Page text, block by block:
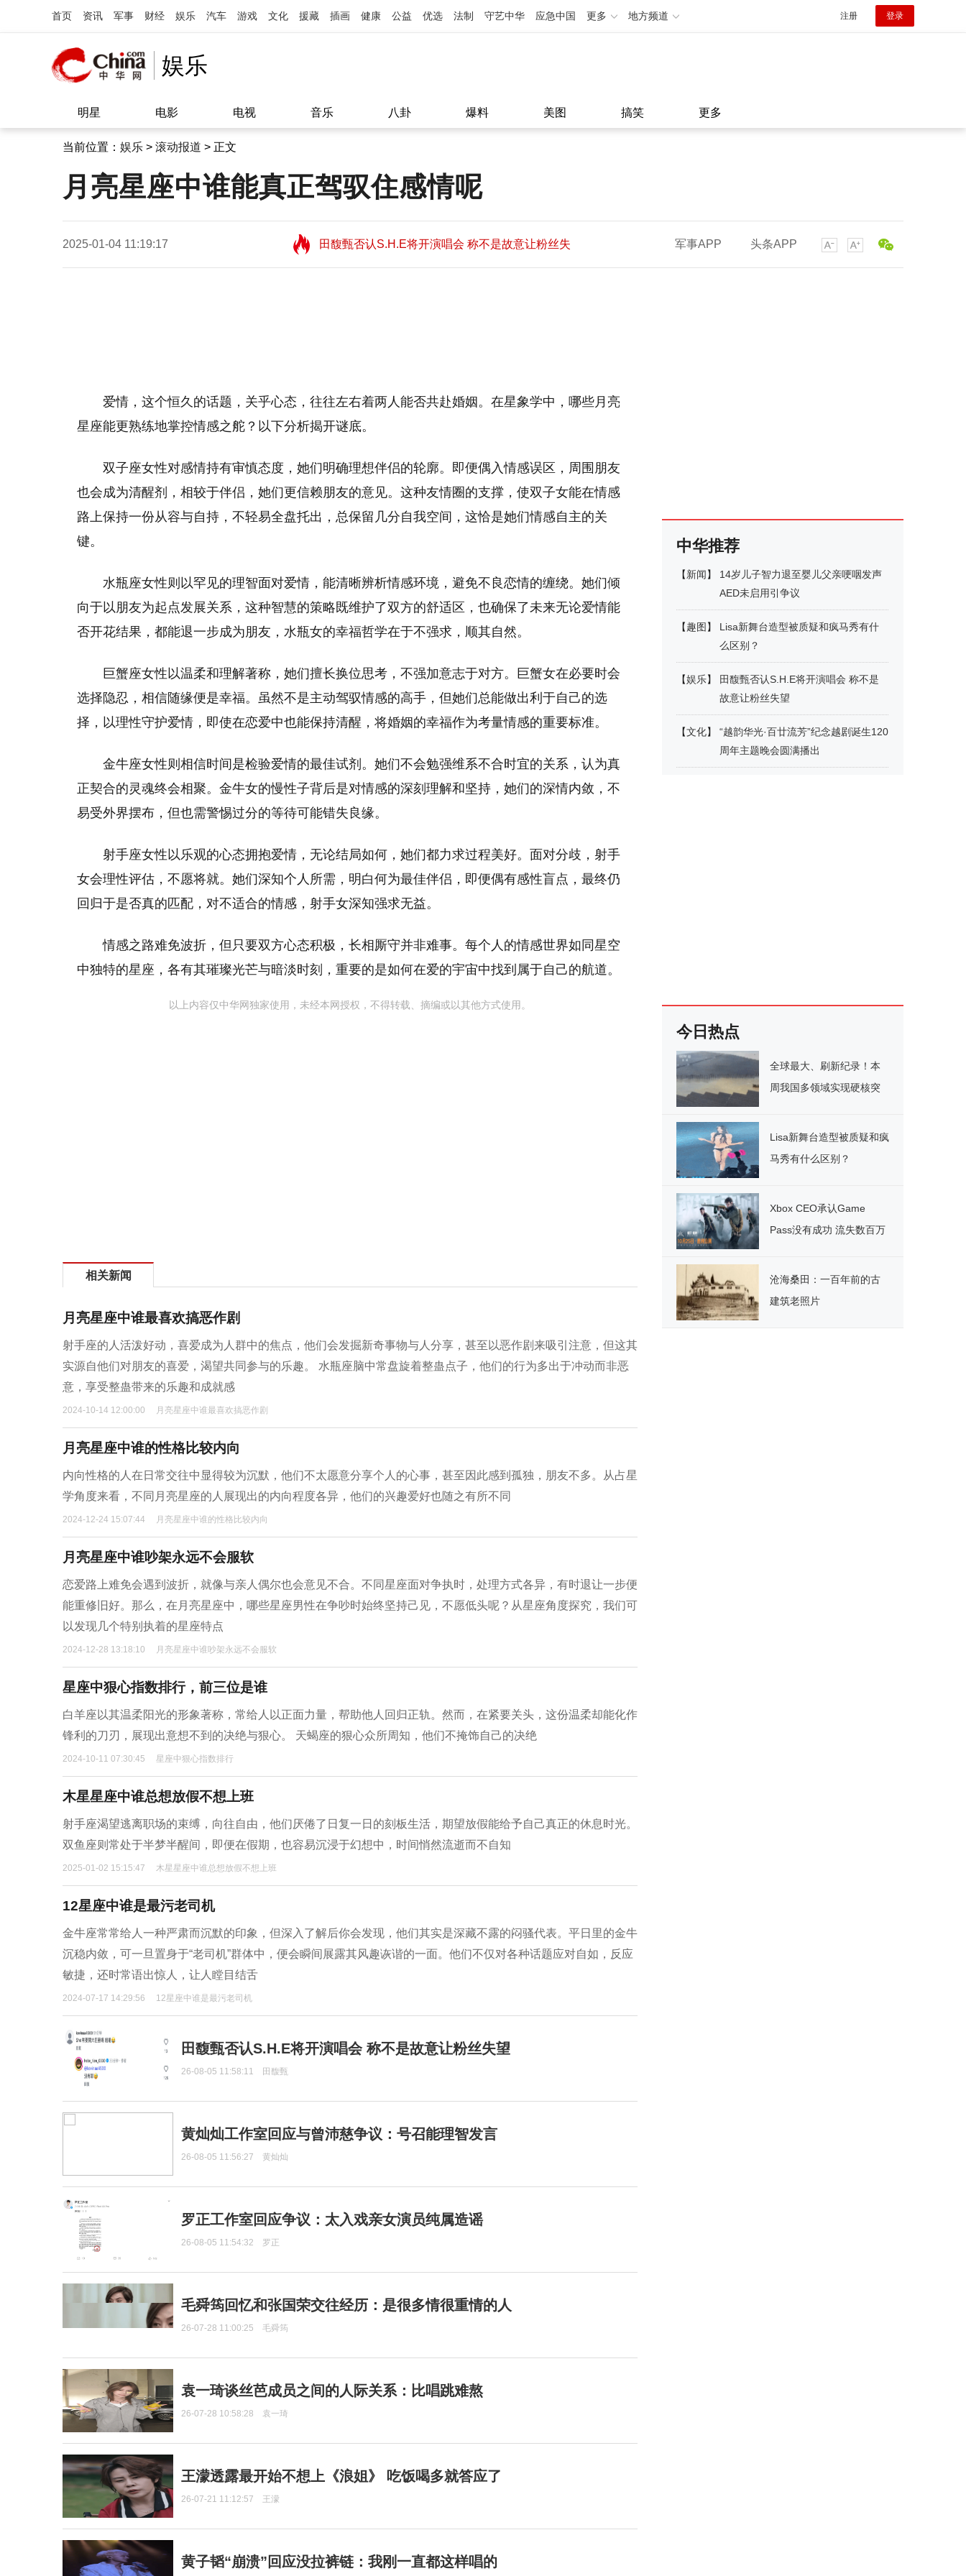
首页 资讯 军事 财经 娱乐 汽车 游戏 文化 援藏 插画 健康 公益 优选 法制 守艺中华 应急中国 更多 地方频道 注册 登录
娱乐
明星 电影 电视 音乐 八卦 爆料 美图 搞笑 更多
当前位置： 娱乐 > 滚动报道 > 正文
月亮星座中谁能真正驾驭住感情呢
2025-01-04 11:19:17
田馥甄否认S.H.E将开演唱会 称不是故意让粉丝失
望11:08
田馥甄否认S.H.E将开演唱会 称不是故意让粉丝失
军事APP 头条APP
爱情，这个恒久的话题，关乎心态，往往左右着两人能否共赴婚姻。在星象学中，哪些月亮
星座能更熟练地掌控情感之舵？以下分析揭开谜底。
双子座女性对感情持有审慎态度，她们明确理想伴侣的轮廓。即便偶入情感误区，周围朋友
也会成为清醒剂，相较于伴侣，她们更信赖朋友的意见。这种友情圈的支撑，使双子女能在情感
路上保持一份从容与自持，不轻易全盘托出，总保留几分自我空间，这恰是她们情感自主的关
键。
水瓶座女性则以罕见的理智面对爱情，能清晰辨析情感环境，避免不良恋情的缠绕。她们倾
向于以朋友为起点发展关系，这种智慧的策略既维护了双方的舒适区，也确保了未来无论爱情能
否开花结果，都能退一步成为朋友，水瓶女的幸福哲学在于不强求，顺其自然。
巨蟹座女性以温柔和理解著称，她们擅长换位思考，不强加意志于对方。巨蟹女在必要时会
选择隐忍，相信随缘便是幸福。虽然不是主动驾驭情感的高手，但她们总能做出利于自己的选
择，以理性守护爱情，即使在恋爱中也能保持清醒，将婚姻的幸福作为考量情感的重要标准。
金牛座女性则相信时间是检验爱情的最佳试剂。她们不会勉强维系不合时宜的关系，认为真
正契合的灵魂终会相聚。金牛女的慢性子背后是对情感的深刻理解和坚持，她们的深情内敛，不
易受外界摆布，但也需警惕过分的等待可能错失良缘。
射手座女性以乐观的心态拥抱爱情，无论结局如何，她们都力求过程美好。面对分歧，射手
女会理性评估，不愿将就。她们深知个人所需，明白何为最佳伴侣，即便偶有感性盲点，最终仍
回归于是否真的匹配，对不适合的情感，射手女深知强求无益。
情感之路难免波折，但只要双方心态积极，长相厮守并非难事。每个人的情感世界如同星空
中独特的星座，各有其璀璨光芒与暗淡时刻，重要的是如何在爱的宇宙中找到属于自己的航道。
以上内容仅中华网独家使用，未经本网授权，不得转载、摘编或以其他方式使用。
相关新闻
月亮星座中谁最喜欢搞恶作剧
射手座的人活泼好动，喜爱成为人群中的焦点，他们会发掘新奇事物与人分享，甚至以恶作剧来吸引注意，但这其
实源自他们对朋友的喜爱，渴望共同参与的乐趣。 水瓶座脑中常盘旋着整蛊点子，他们的行为多出于冲动而非恶
意，享受整蛊带来的乐趣和成就感
2024-10-14 12:00:00 月亮星座中谁最喜欢搞恶作剧
月亮星座中谁的性格比较内向
内向性格的人在日常交往中显得较为沉默，他们不太愿意分享个人的心事，甚至因此感到孤独，朋友不多。从占星
学角度来看，不同月亮星座的人展现出的内向程度各异，他们的兴趣爱好也随之有所不同
2024-12-24 15:07:44 月亮星座中谁的性格比较内向
月亮星座中谁吵架永远不会服软
恋爱路上难免会遇到波折，就像与亲人偶尔也会意见不合。不同星座面对争执时，处理方式各异，有时退让一步便
能重修旧好。那么，在月亮星座中，哪些星座男性在争吵时始终坚持己见，不愿低头呢？从星座角度探究，我们可
以发现几个特别执着的星座特点
2024-12-28 13:18:10 月亮星座中谁吵架永远不会服软
星座中狠心指数排行，前三位是谁
白羊座以其温柔阳光的形象著称，常给人以正面力量，帮助他人回归正轨。然而，在紧要关头，这份温柔却能化作
锋利的刀刃，展现出意想不到的决绝与狠心。 天蝎座的狠心众所周知，他们不掩饰自己的决绝
2024-10-11 07:30:45 星座中狠心指数排行
木星星座中谁总想放假不想上班
射手座渴望逃离职场的束缚，向往自由，他们厌倦了日复一日的刻板生活，期望放假能给予自己真正的休息时光。
双鱼座则常处于半梦半醒间，即便在假期，也容易沉浸于幻想中，时间悄然流逝而不自知
2025-01-02 15:15:47 木星星座中谁总想放假不想上班
12星座中谁是最污老司机
金牛座常常给人一种严肃而沉默的印象，但深入了解后你会发现，他们其实是深藏不露的闷骚代表。平日里的金牛
沉稳内敛，可一旦置身于“老司机”群体中，便会瞬间展露其风趣诙谐的一面。他们不仅对各种话题应对自如，反应
敏捷，还时常语出惊人，让人瞠目结舌
2024-07-17 14:29:56 12星座中谁是最污老司机
田馥甄否认S.H.E将开演唱会 称不是故意让粉丝失望
26-08-05 11:58:11 田馥甄
黄灿灿工作室回应与曾沛慈争议：号召能理智发言
26-08-05 11:56:27 黄灿灿
罗正工作室回应争议：太入戏亲女演员纯属造谣
26-08-05 11:54:32 罗正
毛舜筠回忆和张国荣交往经历：是很多情很重情的人
26-07-28 11:00:25 毛舜筠
袁一琦谈丝芭成员之间的人际关系：比唱跳难熬
26-07-28 10:58:28 袁一琦
王濛透露最开始不想上《浪姐》 吃饭喝多就答应了
26-07-21 11:12:57 王濛
黄子韬“崩溃”回应没拉裤链：我刚一直都这样唱的
中华推荐
【新闻】
14岁儿子智力退至婴儿父亲哽咽发声
AED未启用引争议
【趣图 】
Lisa新舞台造型被质疑和疯马秀有什
么区别？
【娱乐】
田馥甄否认S.H.E将开演唱会 称不是
故意让粉丝失望
【文化】
“越韵华光·百廿流芳”纪念越剧诞生120
周年主题晚会圆满播出
今日热点
全球最大、刷新纪录！本
周我国多领域实现硬核突
Lisa新舞台造型被质疑和疯
马秀有什么区别？
Xbox CEO承认Game
Pass没有成功 流失数百万
沧海桑田：一百年前的古
建筑老照片